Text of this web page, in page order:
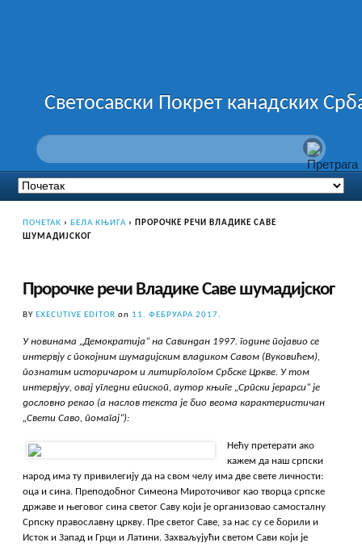
Светосавски Покрет канадских
ПОЧЕТАК › БЕЛА КЊИГА › ПРОРОЧКЕ РЕЧИ ВЛАДИКЕ САВЕ
ШУМАДИЈСКОГ
Пророчке речи Владике Саве шумадијског
BYEXECUTIVE EDITOR on 11. ФЕБРУАРА 2017.
У новинама „Демократија“ на Савиндан 1997. године појавио се
интервју с покојним шумадијским владиком Савом (Вуковићем),
познатим историчаром и литиргологом Србске Цркве. У том
интервјуу, овај угледни епископ, аутор књиге „Српски јерарси“ је
дословно рекао (а наслов текста је био веома карактеристичан
„Свети Саво, помагај“):
Нећу претерати ако
кажем да наш српски
народ има ту привилегију да на свом челу има две свете личности:
оца и сина. Преподобног Симеона Мироточивог као творца српске
државе и његовог сина светог Саву који је организовао самосталну
Српску православну цркву. Пре светог Саве, за нас су се борили и
Исток и Запад и Грци и Латини. Захваљујући светом Сави који је